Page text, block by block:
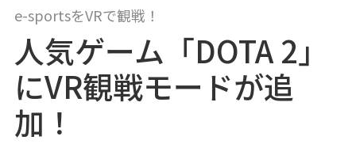
e-sportsをVRで観戦！
人気ゲーム「DOTA 2」
にVR観戦モードが追
加！